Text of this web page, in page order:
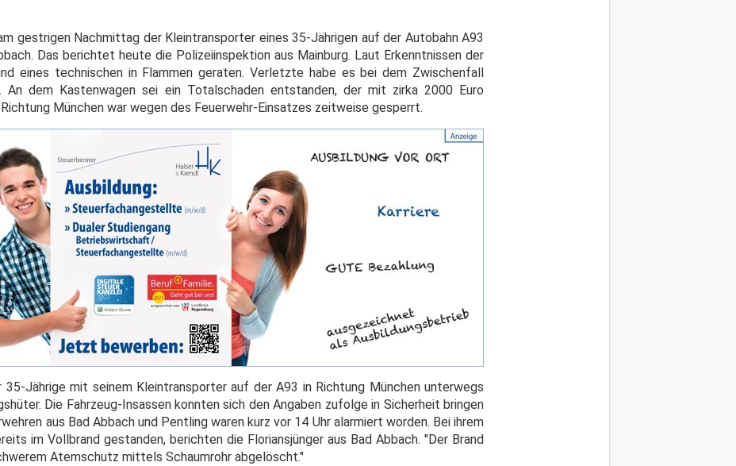
gestrigen Nachmittag der Kleintransporter eines 35-Jährigen auf der Autobahn A93
Das berichtet heute die Polizeiinspektion aus Mainburg. Laut Erkenntnissen der
eines technischen in Flammen geraten. Verletzte habe es bei dem Zwischenfall
An dem Kastenwagen sei ein Totalschaden entstanden, der mit zirka 2000 Euro
München war wegen des Feuerwehr-Einsatzes zeitweise gesperrt.
35-Jährige mit seinem Kleintransporter auf der A93 in Richtung München unterwegs
Die Fahrzeug-Insassen konnten sich den Angaben zufolge in Sicherheit bringen
aus Bad Abbach und Pentling waren kurz vor 14 Uhr alarmiert worden. Bei ihrem
im Vollbrand gestanden, berichten die Floriansjünger aus Bad Abbach. "Der Brand
Atemschutz mittels Schaumrohr abgelöscht."